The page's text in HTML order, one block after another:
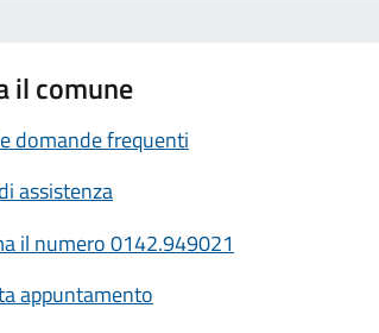
il comune
domande frequenti
assistenza
il numero 0142.949021
appuntamento